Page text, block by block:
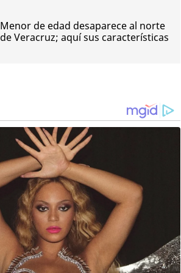
Menor de edad desaparece al norte
de Veracruz; aquí sus características